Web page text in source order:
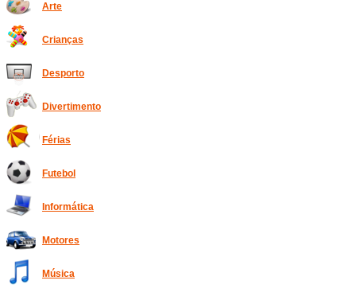
Arte
Crianças
Desporto
Divertimento
Férias
Futebol
Informática
Motores
Música